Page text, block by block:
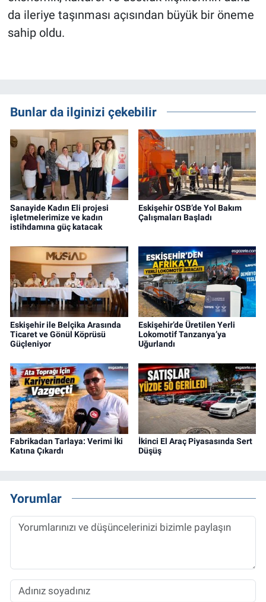
da ileriye taşınması açısından büyük bir öneme
sahip oldu.
Bunlar da ilginizi çekebilir
Sanayide Kadın Eli projesi
işletmelerimize ve kadın
istihdamına güç katacak
Eskişehir OSB’de Yol Bakım
Çalışmaları Başladı
Eskişehir ile Belçika Arasında
Ticaret ve Gönül Köprüsü
Güçleniyor
Eskişehir’de Üretilen Yerli
Lokomotif Tanzanya’ya
Uğurlandı
Fabrikadan Tarlaya: Verimi İki
Katına Çıkardı
İkinci El Araç Piyasasında Sert
Düşüş
Yorumlar